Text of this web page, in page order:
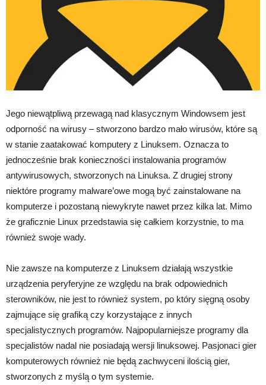
Jego niewątpliwą przewagą nad klasycznym Windowsem jest
odporność na wirusy – stworzono bardzo mało wirusów, które są
w stanie zaatakować komputery z Linuksem. Oznacza to
jednocześnie brak konieczności instalowania programów
antywirusowych, stworzonych na Linuksa. Z drugiej strony
niektóre programy malware’owe mogą być zainstalowane na
komputerze i pozostaną niewykryte nawet przez kilka lat. Mimo
że graficznie Linux przedstawia się całkiem korzystnie, to ma
również swoje wady.
Nie zawsze na komputerze z Linuksem działają wszystkie
urządzenia peryferyjne ze względu na brak odpowiednich
sterowników, nie jest to również system, po który sięgną osoby
zajmujące się grafiką czy korzystające z innych
specjalistycznych programów. Najpopularniejsze programy dla
specjalistów nadal nie posiadają wersji linuksowej. Pasjonaci gier
komputerowych również nie będą zachwyceni ilością gier,
stworzonych z myślą o tym systemie.